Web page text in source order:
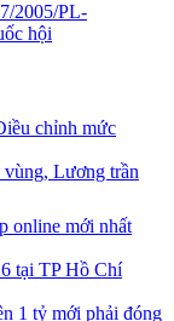
2005/PL-
hội
chỉnh mức
Lương trần
online mới nhất
tại TP Hồ Chí
1 tỷ mới phải đóng